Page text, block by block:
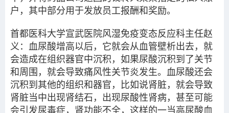
户，其中部分用于发放员工报酬和奖励。
首都医科大学宣武医院风湿免疫变态反应科主任赵
义：血尿酸增高以后，它就会从血管壁析出去，就
会造成在组织器官中沉积，如果尿酸沉积到了关节
和周围，就会导致痛风性关节炎发生。血尿酸还会
沉积到其他的组织和器官，比如说肾脏，就会导致
肾脏当中出现肾结石，出现尿酸性肾病，甚至可能
会引发尿毒症，肾功能不全，这样的一当高尿酸血